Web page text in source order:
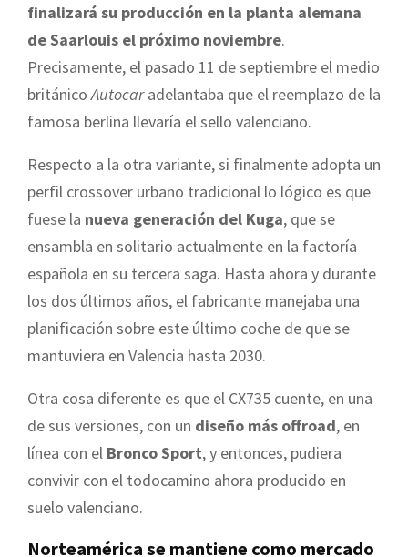
finalizará su producción en la planta alemana
de Saarlouis el próximo noviembre.
Precisamente, el pasado 11 de septiembre el medio
británicoAutocaradelantaba que el reemplazo de la
famosa berlina llevaría el sello valenciano.
Respecto a la otra variante, si finalmente adopta un
perfil crossover urbano tradicional lo lógico es que
fuese la nueva generación del Kuga, que se
ensambla en solitario actualmente en la factoría
española en su tercera saga. Hasta ahora y durante
los dos últimos años, el fabricante manejaba una
planificación sobre este último coche de que se
mantuviera en Valencia hasta 2030.
Otra cosa diferente es que el CX735 cuente, en una
de sus versiones, con un diseño más offroad, en
línea con el Bronco Sport, y entonces, pudiera
convivir con el todocamino ahora producido en
suelo valenciano.
Norteamérica se mantiene como mercado